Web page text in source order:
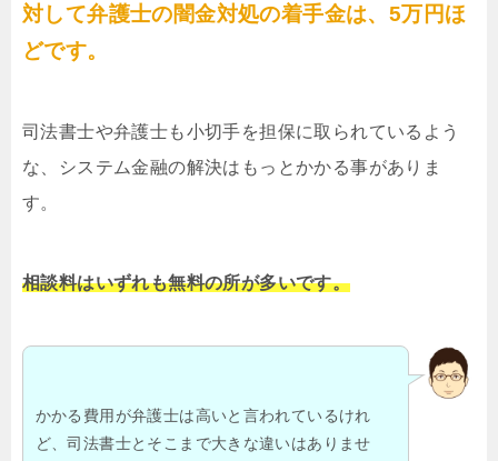
対して弁護士の闇金対処の着手金は、5万円ほ
どです。
司法書士や弁護士も小切手を担保に取られているよう
な、システム金融の解決はもっとかかる事がありま
す。
相談料はいずれも無料の所が多いです。
かかる費用が弁護士は高いと言われているけれ
ど、司法書士とそこまで大きな違いはありませ